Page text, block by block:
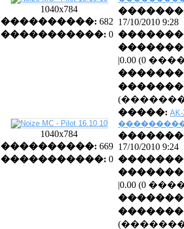
1040x784
����������: 682
�����������: 0
17/10/2010 9:28
|0.00 (0
1040x784
����������: 669
�����������: 0
�����: AK-
17/10/2010 9:24
|0.00 (0